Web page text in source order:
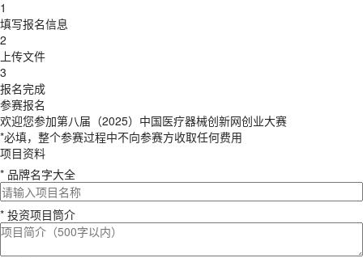
1
填写报名信息
2
上传文件
3
报名完成
参赛报名
欢迎您参加第八届（2025）中国医疗器械创新网创业大赛
*必填，整个参赛过程中不向参赛方收取任何费用
项目资料
* 品牌名字大全
* 投资项目筒介